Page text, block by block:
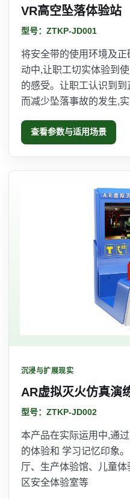
VR高空坠落体验站
型号：ZTKP-JD001
将安全带的使用环境及
动中,让职工切实体验到
的感受。让职工认识到
而减少坠落事故的发生,
查看参数与适用场景
沉浸与扩展现实
AR虚拟灭火仿真演
型号：ZTKP-JD002
本产品在实际运用中,通
的体验和 学习记忆印象
厅、生产体验馆、儿童
区安全体验室等